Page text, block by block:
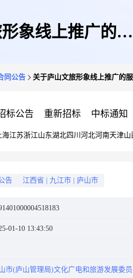
象线上推广的服
同公告 关于庐山文旅形象线上推广的
标公告 重新招标 中标通知
海江苏浙江山东湖北四川 河北河南天津山
告 江西省 九江市 庐山市
01-10 13:43:50
市(庐山管理局)文化广电和旅游发展委